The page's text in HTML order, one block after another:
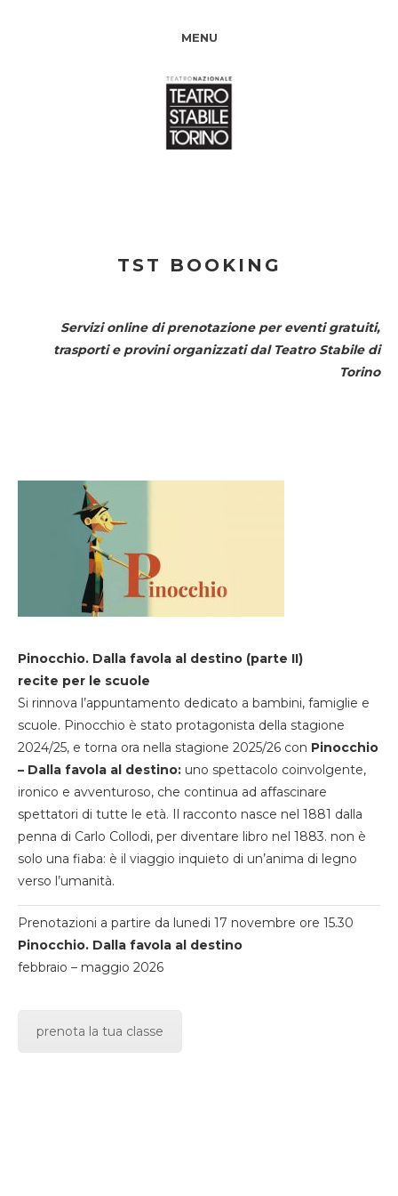
MENU
TST BOOKING
Servizi online di prenotazione per eventi gratuiti,
trasporti e provini organizzati dal Teatro Stabile di
Torino
Pinocchio. Dalla favola al destino (parte II)
recite per le scuole
Si rinnova l’appuntamento dedicato a bambini, famiglie e
scuole. Pinocchio è stato protagonista della stagione
2024/25, e torna ora nella stagione 2025/26 con Pinocchio
– Dalla favola al destino: uno spettacolo coinvolgente,
ironico e avventuroso, che continua ad affascinare
spettatori di tutte le età. Il racconto nasce nel 1881 dalla
penna di Carlo Collodi, per diventare libro nel 1883. non è
solo una fiaba: è il viaggio inquieto di un’anima di legno
verso l’umanità.
Prenotazioni a partire da lunedi 17 novembre ore 15.30
Pinocchio. Dalla favola al destino
febbraio – maggio 2026
prenota la tua classe